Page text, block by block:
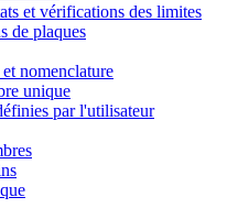
et vérifications des limites
de plaques
nomenclature
unique
par l'utilisateur